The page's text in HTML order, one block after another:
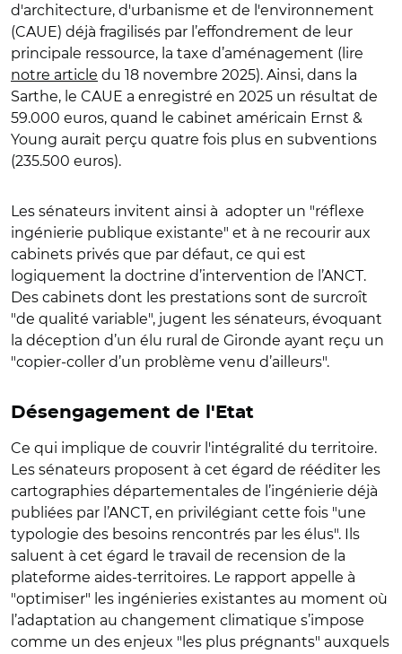
d'architecture, d'urbanisme et de l'environnement
(CAUE) déjà fragilisés par l’effondrement de leur
principale ressource, la taxe d’aménagement (lire
notre article du 18 novembre 2025). Ainsi, dans la
Sarthe, le CAUE a enregistré en 2025 un résultat de
59.000 euros, quand le cabinet américain Ernst &
Young aurait perçu quatre fois plus en subventions
(235.500 euros).
Les sénateurs invitent ainsi à adopter un "réflexe
ingénierie publique existante" et à ne recourir aux
cabinets privés que par défaut, ce qui est
logiquement la doctrine d’intervention de l’ANCT.
Des cabinets dont les prestations sont de surcroît
"de qualité variable", jugent les sénateurs, évoquant
la déception d’un élu rural de Gironde ayant reçu un
"copier-coller d’un problème venu d’ailleurs".
Désengagement de l'Etat
Ce qui implique de couvrir l'intégralité du territoire.
Les sénateurs proposent à cet égard de rééditer les
cartographies départementales de l’ingénierie déjà
publiées par l’ANCT, en privilégiant cette fois "une
typologie des besoins rencontrés par les élus". Ils
saluent à cet égard le travail de recension de la
plateforme aides-territoires. Le rapport appelle à
"optimiser" les ingénieries existantes au moment où
l’adaptation au changement climatique s’impose
comme un des enjeux "les plus prégnants" auxquels